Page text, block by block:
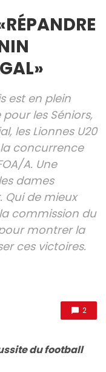
est en plein
les Séniors,
les Lionnes U20
concurrence
A. Une
dames
Qui de mieux
commission du
montrer la
ces victoires.
2
du football